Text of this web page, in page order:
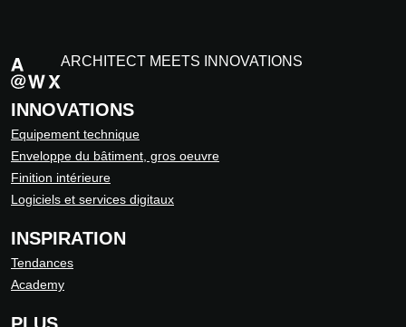
ARCHITECT MEETS INNOVATIONS
INNOVATIONS
Equipement technique
Enveloppe du bâtiment, gros oeuvre
Finition intérieure
Logiciels et services digitaux
INSPIRATION
Tendances
Academy